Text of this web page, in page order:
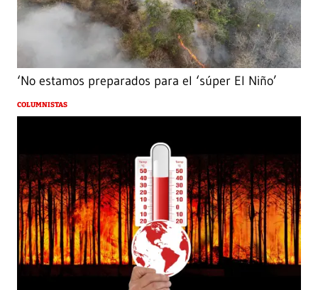
‘No estamos preparados para el ‘súper El Niño’
COLUMNISTAS